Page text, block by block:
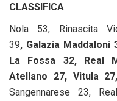
CLASSIFICA
Nola 53, Rinascita
39, Galazia Maddaloni
La Fossa 32, Real
Atellano 27, Vitula
Sangennarese 23,